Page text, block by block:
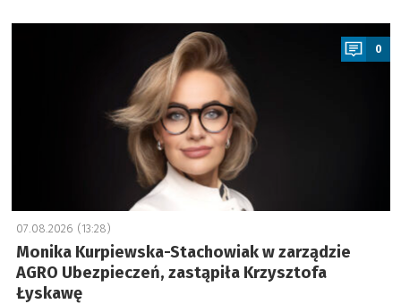
a
0
07.08.2026 (13:28)
Monika Kurpiewska-Stachowiak w zarządzie
AGRO Ubezpieczeń, zastąpiła Krzysztofa
Łyskawę